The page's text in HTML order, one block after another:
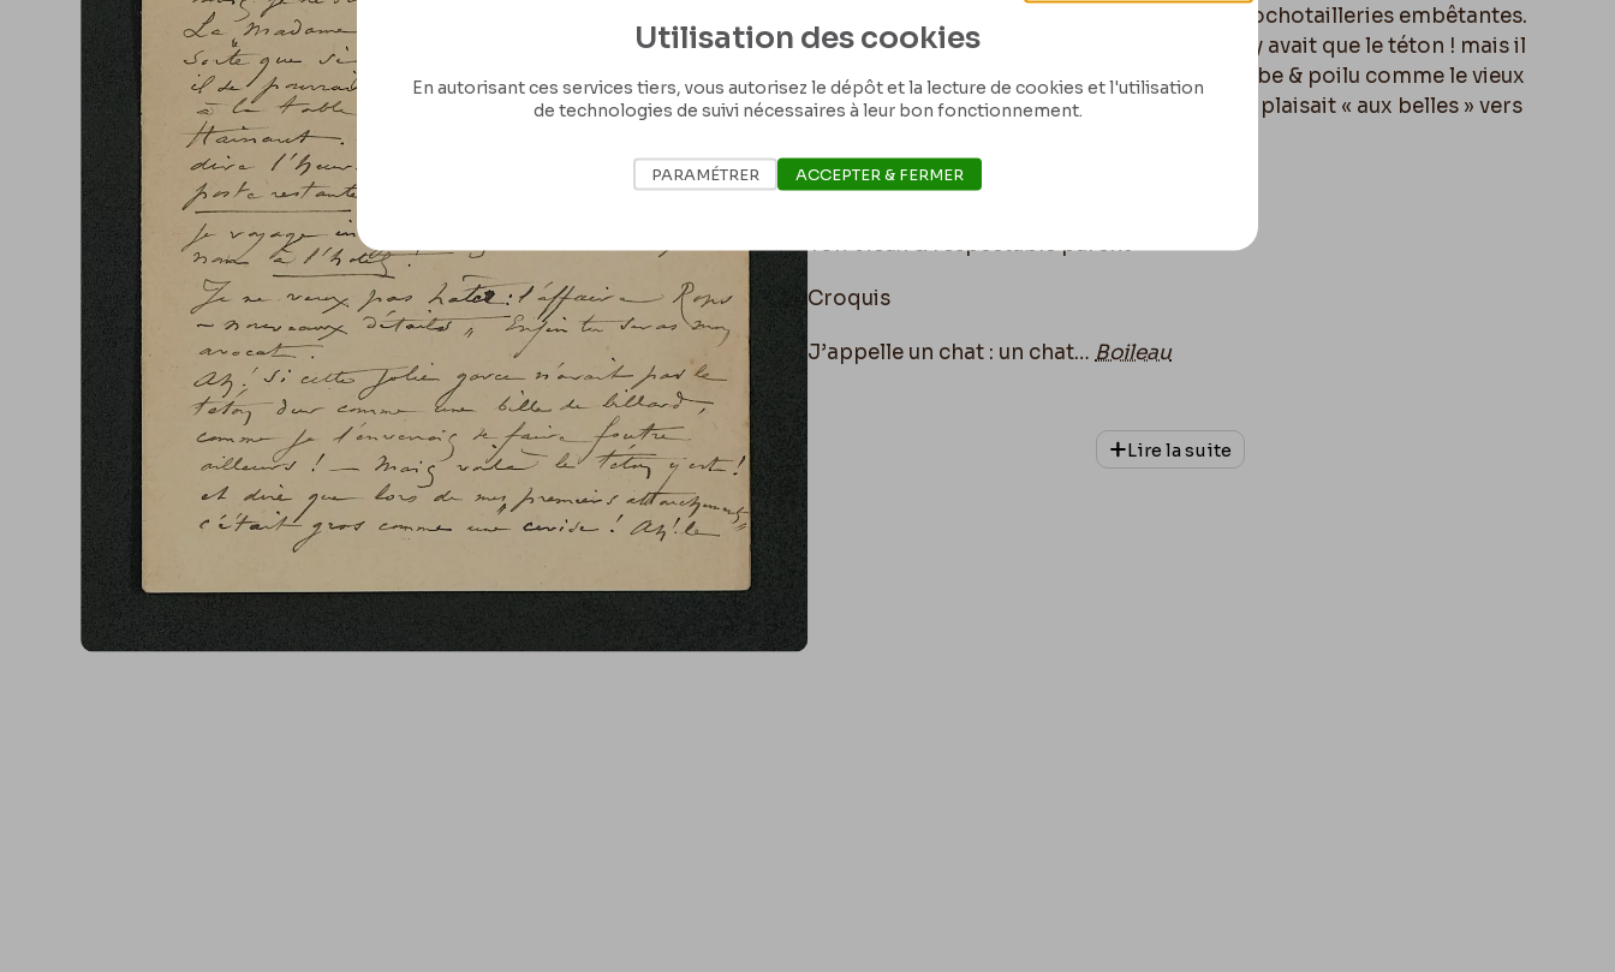
cochotailleries embêtantes.
Même pour le téton de mes rêves ! Ah s’il n’y avait que le téton ! mais il
y a un chat « d’ébène » sombre comme l’Érèbe & poilu comme le vieux
bonnet des grenadiers avec lequel ton père plaisait « aux belles » vers
À bientôt j’espère
Ton Vieux & respectable parent
Croquis
J’appelle un chat : un chat… Boileau
Lire la suite
Utilisation des cookies
En autorisant ces services tiers, vous autorisez le dépôt et la lecture de cookies et l'utilisation
de technologies de suivi nécessaires à leur bon fonctionnement.
PARAMÉTRER ACCEPTER & FERMER